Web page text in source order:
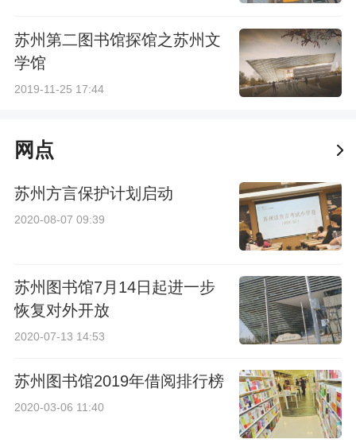
苏州第二图书馆探馆之苏州文
学馆
2019-11-25 17:44
网点
苏州方言保护计划启动
2020-08-07 09:39
苏州图书馆7月14日起进一步
恢复对外开放
2020-07-13 14:53
苏州图书馆2019年借阅排行榜
2020-03-06 11:40